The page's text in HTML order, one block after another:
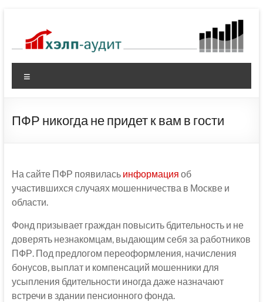
содержимому
ПФР никогда не придет к вам в гости
На сайте ПФР появилась информация об
участившихся случаях мошенничества в Москве и
области.
Фонд призывает граждан повысить бдительность и не
доверять незнакомцам, выдающим себя за работников
ПФР. Под предлогом переоформления, начисления
бонусов, выплат и компенсаций мошенники для
усыпления бдительности иногда даже назначают
встречи в здании пенсионного фонда.